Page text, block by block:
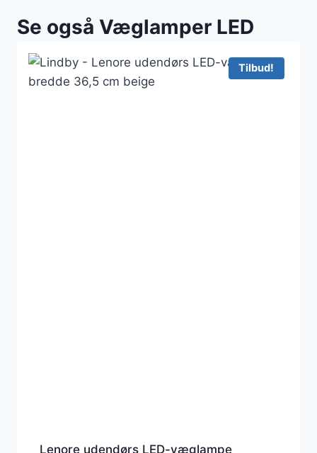
Se også Væglamper LED
Tilbud!
Lenore udendørs LED-væglampe